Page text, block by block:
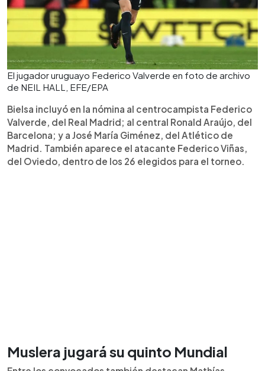
El jugador uruguayo Federico Valverde en foto de archivo
de NEIL HALL, EFE/EPA
Bielsa incluyó en la nómina al centrocampista Federico
Valverde, del Real Madrid; al central Ronald Araújo, del
Barcelona; y a José María Giménez, del Atlético de
Madrid. También aparece el atacante Federico Viñas,
del Oviedo, dentro de los 26 elegidos para el torneo.
Muslera jugará su quinto Mundial